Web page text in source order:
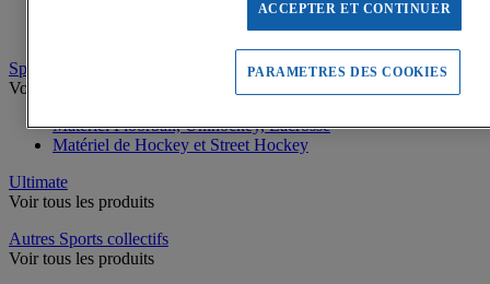
Gants, Protections, Accessoires de Baseball
Sports de crosse
Voir tous les produits
Matériel Floorball, Unihockey, Lacrosse
Matériel de Hockey et Street Hockey
Ultimate
Voir tous les produits
Autres Sports collectifs
Voir tous les produits
ACCEPTER ET CONTINUER
PARAMETRES DES COOKIES